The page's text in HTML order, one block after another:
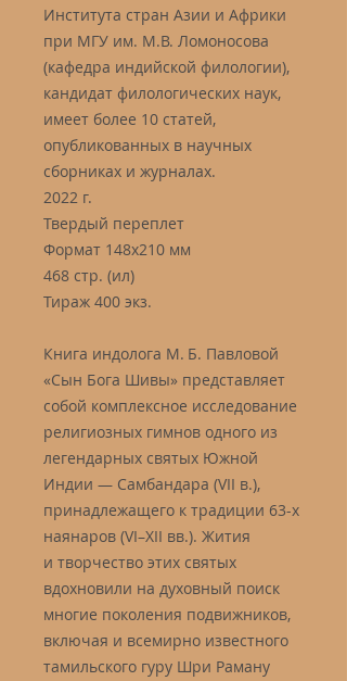
Института стран Азии и Африки
при МГУ им. М.В. Ломоносова
(кафедра индийской филологии),
кандидат филологических наук,
имеет более 10 статей,
опубликованных в научных
сборниках и журналах.
2022 г.
Твердый переплет
Формат 148х210 мм
468 стр. (ил)
Тираж 400 экз.
Книга индолога М. Б. Павловой
«Сын Бога Шивы» представляет
собой комплексное исследование
религиозных гимнов одного из
легендарных святых Южной
Индии — Самбандара (VII в.),
принадлежащего к традиции 63-х
наянаров (VI–XII вв.). Жития
и творчество этих святых
вдохновили на духовный поиск
многие поколения подвижников,
включая и всемирно известного
тамильского гуру Шри Раману